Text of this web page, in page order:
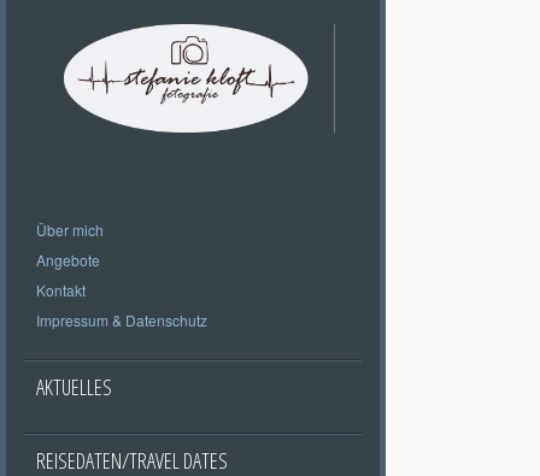
Über mich
Angebote
Kontakt
Impressum & Datenschutz
AKTUELLES
REISEDATEN/TRAVEL DATES